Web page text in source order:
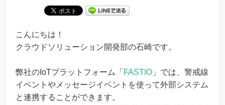
こんにちは！
クラウドソリューション開発部の石崎です。
弊社のIoTプラットフォーム「 FASTIO 」では、警戒線
イベントやメッセージイベントを使って外部システム
と連携することができます。